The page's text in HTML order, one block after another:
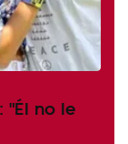
"Él no le